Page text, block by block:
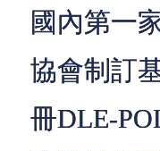
國內第一
協會制訂
冊DLE-